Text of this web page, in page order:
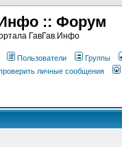
:: Форум
ГавГав.Инфо
Пользователи Группы
личные сообщения